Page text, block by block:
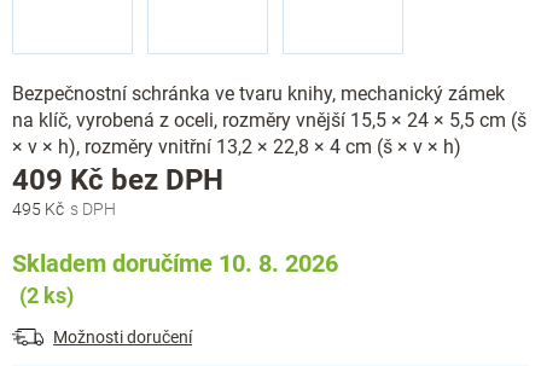
Bezpečnostní schránka ve tvaru knihy, mechanický zámek
na klíč, vyrobená z oceli, rozměry vnější 15,5 × 24 × 5,5 cm (š
× v × h), rozměry vnitřní 13,2 × 22,8 × 4 cm (š × v × h)
495 Kč
409 Kč bez DPH
Skladem doručíme 10. 8. 2026
(2 ks)
Možnosti doručení